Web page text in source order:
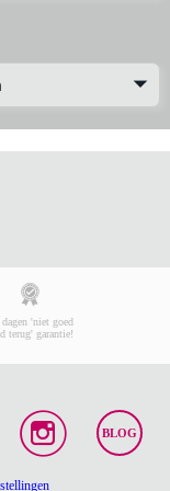
'niet goed
terug' garantie!
BLOG